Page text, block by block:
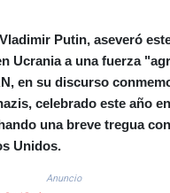
DJF 205.267449
DKK 7.477932
DOP 67.289164
DZD 152.967099
EGP 57.293288
ERN 17.342035
FJD 2.553384
Putin, aseveró
Ucrania a una fuerza
en su discurso
celebrado este año
una breve tregua
Unidos.
Anuncio